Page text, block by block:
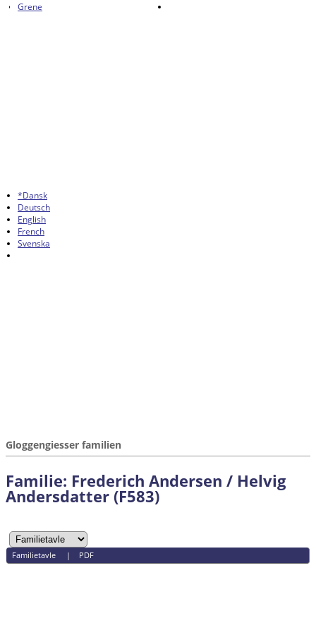
Grene
*Dansk
Deutsch
English
French
Svenska
Gloggengiesser familien
Familie: Frederich Andersen / Helvig
Andersdatter (F583)
Familietavle | PDF